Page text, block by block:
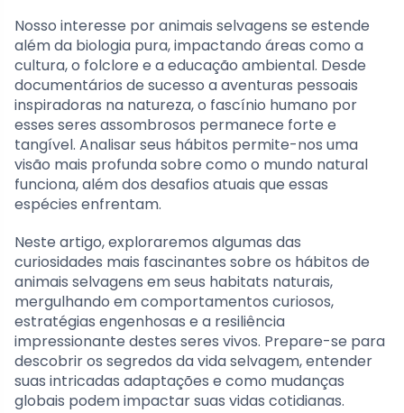
Nosso interesse por animais selvagens se estende
além da biologia pura, impactando áreas como a
cultura, o folclore e a educação ambiental. Desde
documentários de sucesso a aventuras pessoais
inspiradoras na natureza, o fascínio humano por
esses seres assombrosos permanece forte e
tangível. Analisar seus hábitos permite-nos uma
visão mais profunda sobre como o mundo natural
funciona, além dos desafios atuais que essas
espécies enfrentam.
Neste artigo, exploraremos algumas das
curiosidades mais fascinantes sobre os hábitos de
animais selvagens em seus habitats naturais,
mergulhando em comportamentos curiosos,
estratégias engenhosas e a resiliência
impressionante destes seres vivos. Prepare-se para
descobrir os segredos da vida selvagem, entender
suas intricadas adaptações e como mudanças
globais podem impactar suas vidas cotidianas.